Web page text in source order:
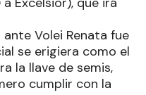
Volei Renata fue
se erigiera como el
la llave de semis,
cumplir con la